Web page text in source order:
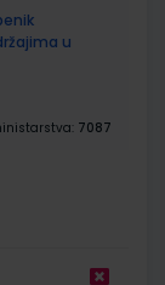
u
7087